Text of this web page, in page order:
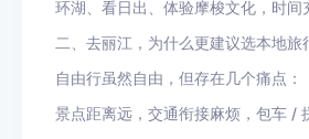
环湖、看日出、体验摩梭文化，时间
二、去丽江，为什么更建议选本地旅
自由行虽然自由，但存在几个痛点：
景点距离远，交通衔接麻烦，包车 /